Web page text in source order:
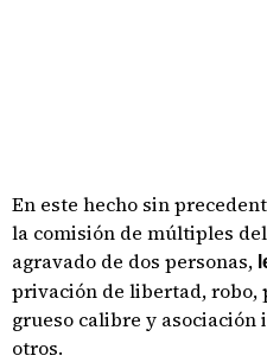
En este hecho sin
la comisión de múltiples
agravado de dos personas,
privación de libertad, robo,
grueso calibre y
otros.